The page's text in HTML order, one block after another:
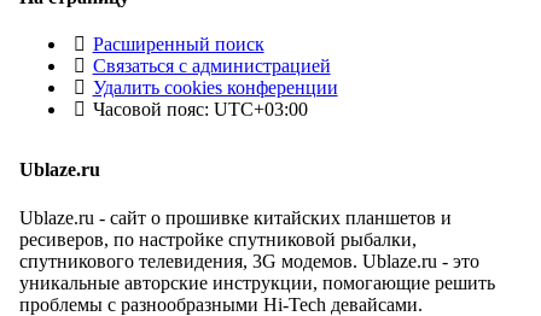
Расширенный поиск
Связаться с администрацией
Удалить cookies конференции
Часовой пояс: UTC+03:00
Ublaze.ru
Ublaze.ru - сайт о прошивке китайских планшетов и
ресиверов, по настройке спутниковой рыбалки,
спутникового телевидения, 3G модемов. Ublaze.ru - это
уникальные авторские инструкции, помогающие решить
проблемы с разнообразными Hi-Tech девайсами.